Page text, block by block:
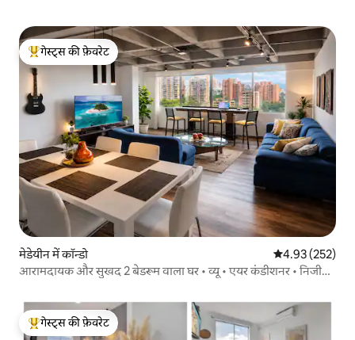
गेस्ट्स का टॉप फ़ेवरेट
गेस्ट्स की फ़ेवरेट
मेडेयीन में कॉन्डो औसत रेटिंग 5 में से
4.93 (252)
आरामदायक और सुखद 2 बेडरूम वाला घर • व्यू • एयर कंडीशनर • निजी
गेस्ट्स का टॉप फ़ेवरेट
गेस्ट्स की फ़ेवरेट